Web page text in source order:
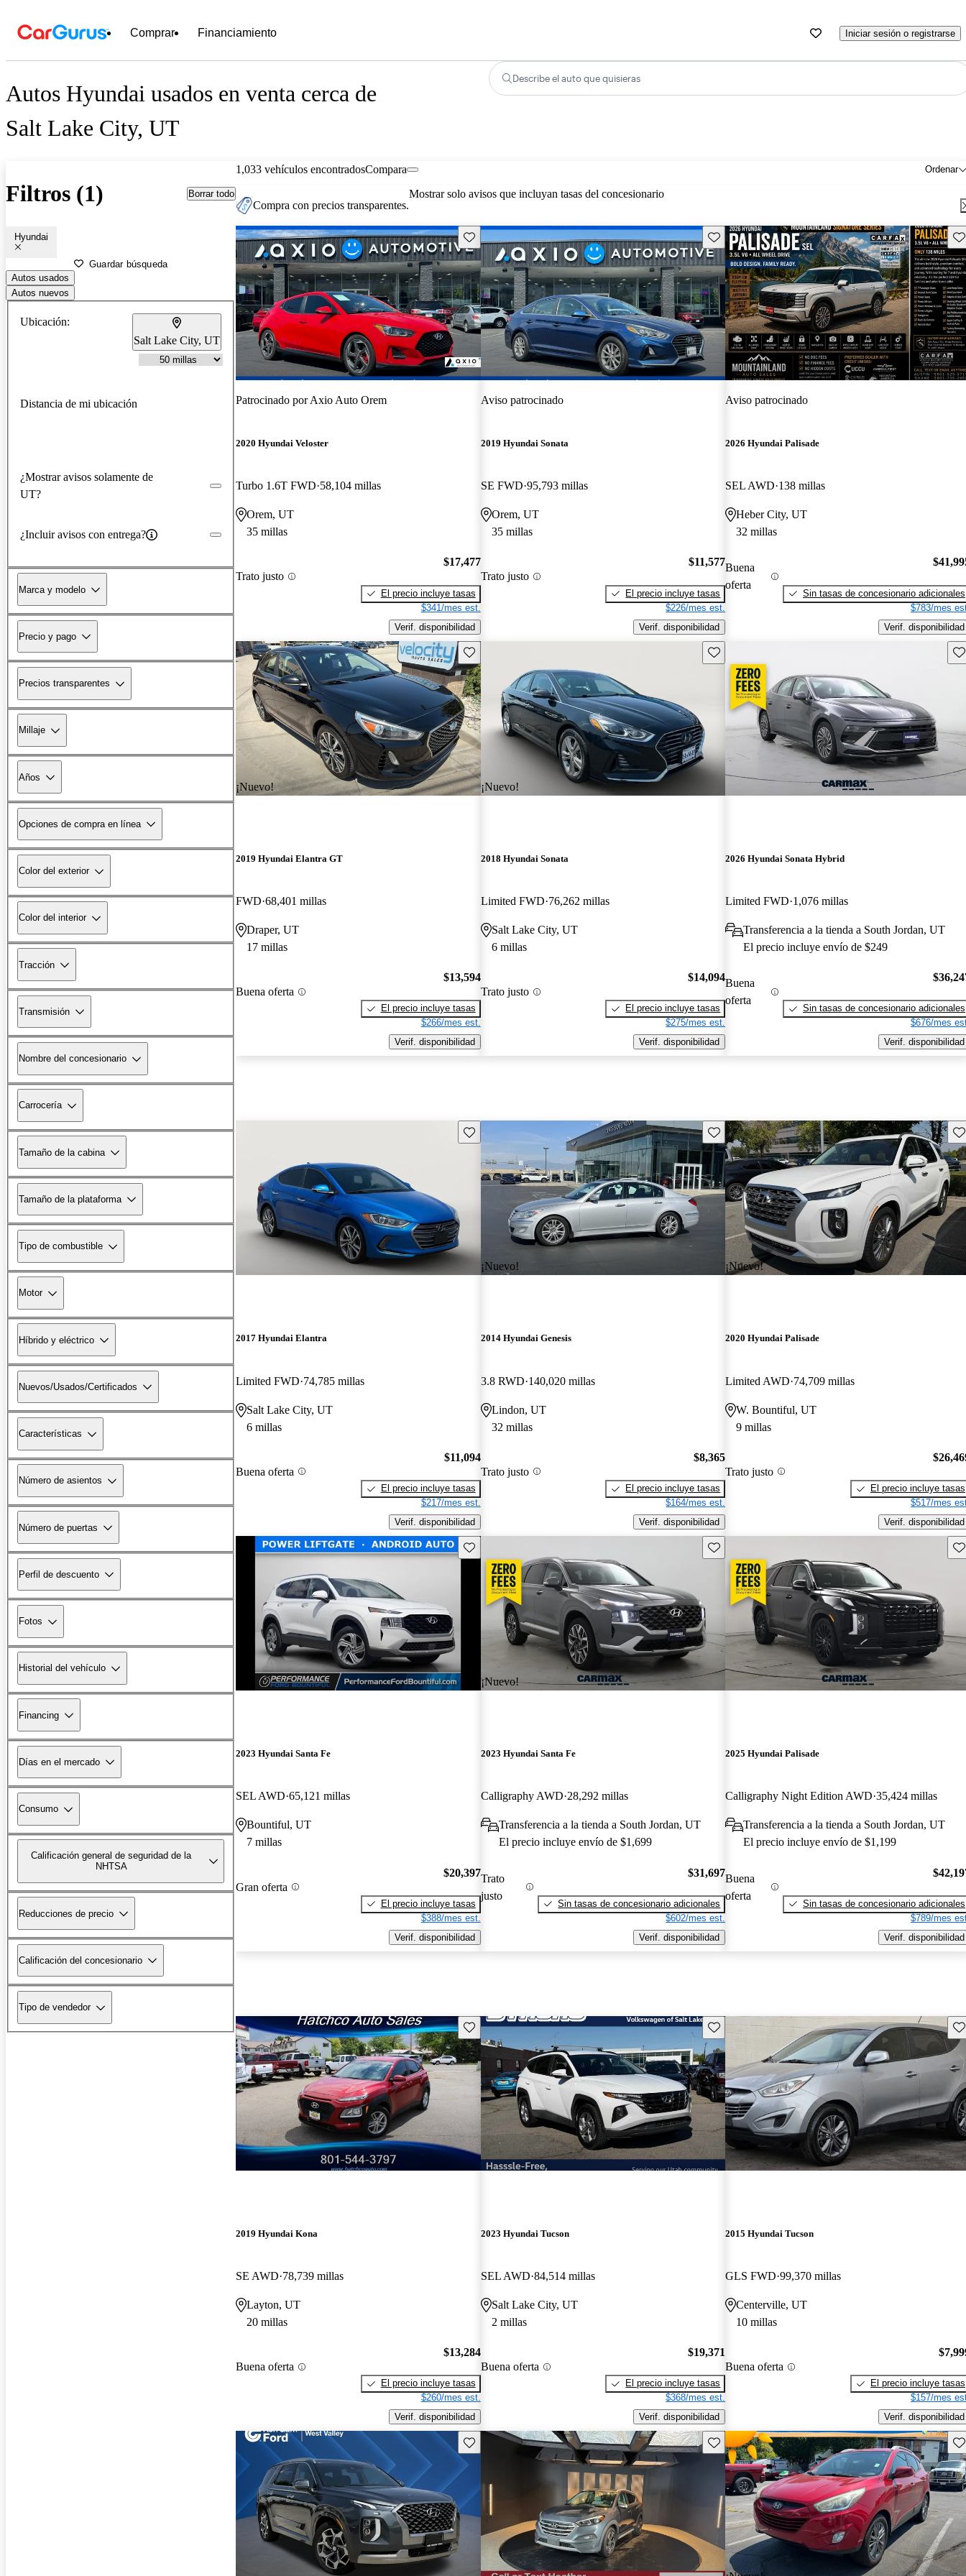
Comprar Financiamiento Iniciar sesión o registrarse
Autos Hyundai usados en venta cerca de
Salt Lake City, UT
Describe el auto que quisieras
Filtros (1) Borrar todo
Hyundai
Guardar búsqueda
Autos usados
Autos nuevos
Ubicación:
Salt Lake City, UT
Distancia de mi ubicación
¿Mostrar avisos solamente de
UT?
¿Incluir avisos con entrega?
Marca y modelo
Precio y pago
Precios transparentes
Millaje
Años
Opciones de compra en línea
Color del exterior
Color del interior
Tracción
Transmisión
Nombre del concesionario
Carrocería
Tamaño de la cabina
Tamaño de la plataforma
Tipo de combustible
Motor
Híbrido y eléctrico
Nuevos/Usados/Certificados
Características
Número de asientos
Número de puertas
Perfil de descuento
Fotos
Historial del vehículo
Financing
Días en el mercado
Consumo
Calificación general de seguridad de la
NHTSA
Reducciones de precio
Calificación del concesionario
Tipo de vendedor
1,033 vehículos encontrados Ordenar
Compara
Compra con precios transparentes.
Mostrar solo avisos que incluyan tasas del concesionario
Guarda este Aviso
Patrocinado porAxio Auto Orem
2020 Hyundai Veloster
Turbo 1.6T FWD 58,104 millas
Orem, UT
35 millas
Trato justo
$17,477
El precio incluye tasas
$341/mes est.
Verif. disponibilidad
Guarda este Aviso
Aviso patrocinado
2019 Hyundai Sonata
SE FWD 95,793 millas
Orem, UT
35 millas
Trato justo
$11,577
El precio incluye tasas
$226/mes est.
Verif. disponibilidad
Aviso patrocinado
2026 Hyundai Palisade
SEL AWD 138 millas
Heber City, UT
32 millas
Buena
oferta
Sin tasas de concesionario adicionales
$783/mes
Verif. disponibilidad
¡Nuevo!
Guarda este Aviso
2019 Hyundai Elantra GT
FWD 68,401 millas
Draper, UT
17 millas
Buena oferta
$13,594
El precio incluye tasas
$266/mes est.
Verif. disponibilidad
¡Nuevo!
Guarda este Aviso
2018 Hyundai Sonata
Limited FWD 76,262 millas
Salt Lake City, UT
6 millas
Trato justo
$14,094
El precio incluye tasas
$275/mes est.
Verif. disponibilidad
2026 Hyundai Sonata Hybrid
Limited FWD 1,076 millas
Transferencia a la tienda a South Jordan, UT
El precio incluye envío de $249
Buena
oferta
Sin tasas de concesionario adicionales
$676/mes
Verif. disponibilidad
Guarda este Aviso
2017 Hyundai Elantra
Limited FWD 74,785 millas
Salt Lake City, UT
6 millas
Buena oferta
$11,094
El precio incluye tasas
$217/mes est.
Verif. disponibilidad
¡Nuevo!
Guarda este Aviso
2014 Hyundai Genesis
3.8 RWD 140,020 millas
Lindon, UT
32 millas
Trato justo
$8,365
El precio incluye tasas
$164/mes est.
Verif. disponibilidad
¡Nuevo!
2020 Hyundai Palisade
Limited AWD 74,709 millas
W. Bountiful, UT
9 millas
Trato justo
El precio incluye tasas
$517/mes
Verif. disponibilidad
Guarda este Aviso
2023 Hyundai Santa Fe
SEL AWD 65,121 millas
Bountiful, UT
7 millas
Gran oferta
$20,397
El precio incluye tasas
$388/mes est.
Verif. disponibilidad
¡Nuevo!
Guarda este Aviso
2023 Hyundai Santa Fe
Calligraphy AWD 28,292 millas
Transferencia a la tienda a South Jordan, UT
El precio incluye envío de $1,699
Trato
justo
$31,697
Sin tasas de concesionario adicionales
$602/mes est.
Verif. disponibilidad
2025 Hyundai Palisade
Calligraphy Night Edition AWD 35,424 millas
Transferencia a la tienda a South Jordan, UT
El precio incluye envío de $1,199
Buena
oferta
Sin tasas de concesionario adicionales
$789/mes
Verif. disponibilidad
Guarda este Aviso
2019 Hyundai Kona
SE AWD 78,739 millas
Layton, UT
20 millas
Buena oferta
$13,284
El precio incluye tasas
$260/mes est.
Verif. disponibilidad
Guarda este Aviso
2023 Hyundai Tucson
SEL AWD 84,514 millas
Salt Lake City, UT
2 millas
Buena oferta
$19,371
El precio incluye tasas
$368/mes est.
Verif. disponibilidad
2015 Hyundai Tucson
GLS FWD 99,370 millas
Centerville, UT
10 millas
Buena oferta
El precio incluye tasas
$157/mes
Verif. disponibilidad
Guarda este Aviso Guarda este Aviso